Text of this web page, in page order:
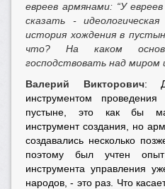
евреев армянами: “У
сказать -
история хождения в
что? На каком
господствовать над миром
Валерий Викторович:
инструментом
пустыне, это как бы
инструмент создания, но
создавались несколько
поэтому был учтен
инструмента управления
народов, - это раз. Что